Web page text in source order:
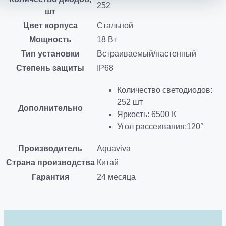
шт
252
Цвет корпуса
Стальной
Мощность
18 Вт
Тип установки
Встраиваемый/настенный
Степень защиты
IP68
Дополнительно
Количество светодиодов:
252 шт
Яркость: 6500 К
Угол рассеивания:120°
Производитель
Aquaviva
Страна производства Китай
Гарантия
24 месяца